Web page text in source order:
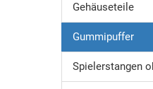
Gehäuseteile
Gummipuffer
Spielerstangen